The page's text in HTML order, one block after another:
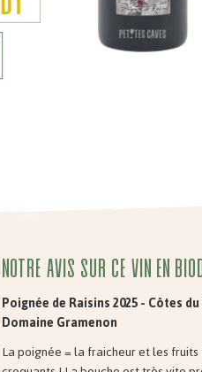
Notre avis sur ce vin en
Poignée de Raisins 2025 - Côtes
Domaine Gramenon
La poignée = la fraicheur et les